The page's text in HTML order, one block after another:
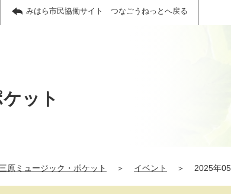
みはら市民協働サイト つなごうねっとへ戻る
ット
三原ミュージック・ポケット ＞ イベント ＞ 2025年